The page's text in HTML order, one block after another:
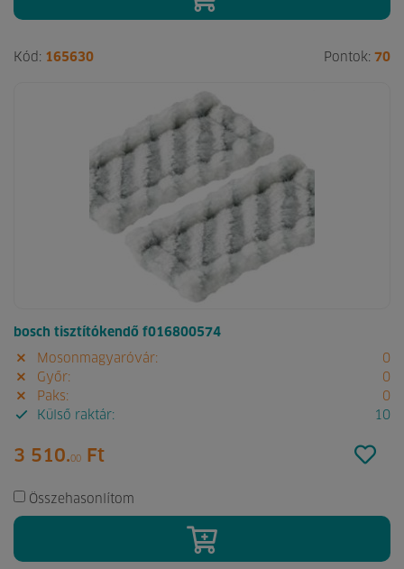
Kód: 165630 Pontok: 70
bosch tisztítókendő f016800574
Mosonmagyaróvár:
0
Győr:
0
Paks:
0
Külső raktár:
10
3 510.00 Ft
Összehasonlítom